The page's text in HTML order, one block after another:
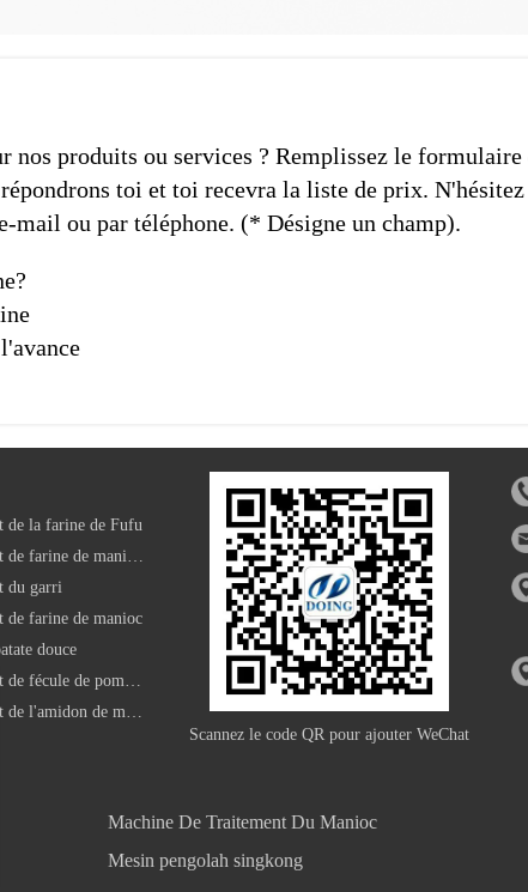
nos produits ou services ? Remplissez le formulaire
toi et toi recevra la liste de prix. N'hésitez
mail ou par téléphone. (* Désigne un champ).
de la farine de Fufu
Machine de traitement de farine de manioc modifiée
du garri
de farine de manioc
douce
Machine de traitement de fécule de pomme de terre
Machine de traitement de l'amidon de manioc
Scannez le code QR pour ajouter WeChat
Machine De Traitement Du Manioc
Mesin pengolah singkong